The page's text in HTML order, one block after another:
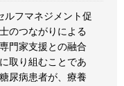
ルフマネジメント促
のつながりによる
門家支援との融合
取り組むことであ
尿病患者が、療養